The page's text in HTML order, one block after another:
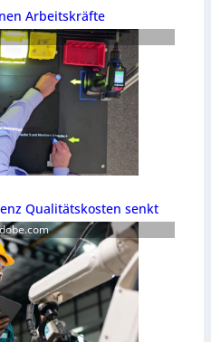
Arbeitskräfte
Qualitätskosten senkt